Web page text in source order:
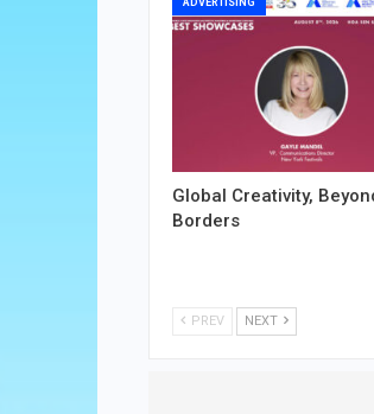
ADVERTISING
Global Creativity,
Borders
PREV NEXT